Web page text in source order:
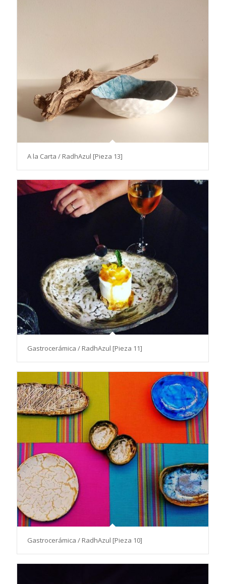
A la Carta / RadhAzul [Pieza 13]
Gastrocerámica / RadhAzul [Pieza 11]
Gastrocerámica / RadhAzul [Pieza 10]